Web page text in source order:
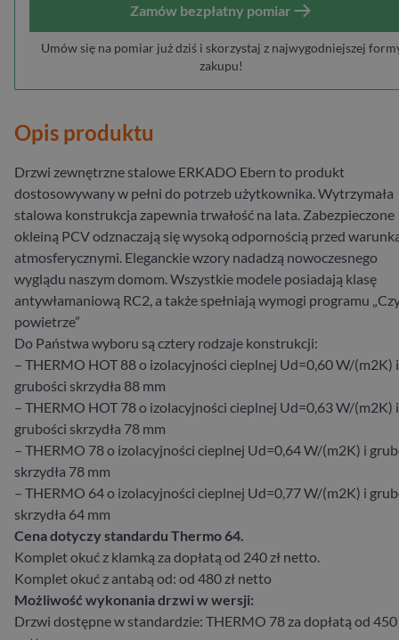
Zamów bezpłatny pomiar
Umów się na pomiar już dziś i skorzystaj z najwygodniejszej
zakupu!
Opis produktu
Drzwi zewnętrzne stalowe ERKADO Ebern to produkt
dostosowywany w pełni do potrzeb użytkownika. Wytrzymała
stalowa konstrukcja zapewnia trwałość na lata. Zabezpieczone
okleiną PCV odznaczają się wysoką odpornością przed
atmosferycznymi. Eleganckie wzory nadadzą nowoczesnego
wyglądu naszym domom. Wszystkie modele posiadają klasę
antywłamaniową RC2, a także spełniają wymogi programu
powietrze”
Do Państwa wyboru są cztery rodzaje konstrukcji:
– THERMO HOT 88 o izolacyjności cieplnej Ud=0,60 W/(m2K) i
grubości skrzydła 88 mm
– THERMO HOT 78 o izolacyjności cieplnej Ud=0,63 W/(m2K) i
grubości skrzydła 78 mm
– THERMO 78 o izolacyjności cieplnej Ud=0,64 W/(m2K) i
skrzydła 78 mm
– THERMO 64 o izolacyjności cieplnej Ud=0,77 W/(m2K) i
skrzydła 64 mm
Cena dotyczy standardu Thermo 64.
Komplet okuć z klamką za dopłatą od 240 zł netto.
Komplet okuć z antabą od: od 480 zł netto
Możliwość wykonania drzwi w wersji:
Drzwi dostępne w standardzie: THERMO 78 za dopłatą od 450